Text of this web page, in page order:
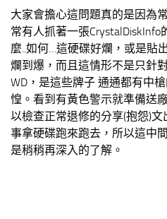
大家會擔心這問題真的是因為
常有人抓著一張
麼..如何…這硬碟好爛，或是貼
爛到爆，而且這情形不是只針
WD，是這些牌子 通通都有中
惶。看到有黃色警示就準備送
以檢查正常退修的分享(抱怨)
事拿硬碟跑來跑去，所以這中
是稍稍再深入的了解。